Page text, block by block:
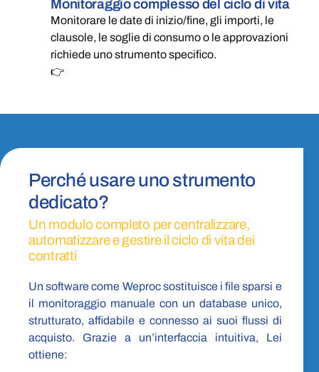
Monitoraggio complesso del ciclo di vita
Monitorare le date di inizio/fine, gli importi, le
clausole, le soglie di consumo o le approvazioni
richiede uno strumento specifico.
👉
Perché usare uno strumento
dedicato?
Un modulo completo per centralizzare,
automatizzare e gestire il ciclo di vita dei
contratti
Un software come Weproc sostituisce i file sparsi e
il monitoraggio manuale con un database unico,
strutturato, affidabile e connesso ai suoi flussi di
acquisto. Grazie a un’interfaccia intuitiva, Lei
ottiene: